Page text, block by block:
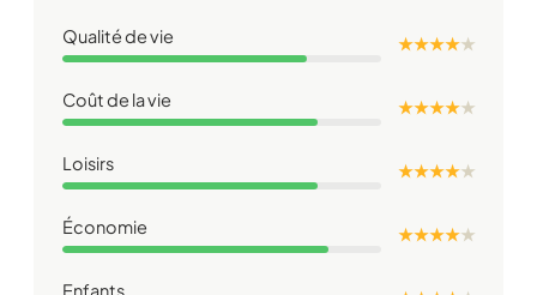
Qualité de vie ★ ★ ★ ★★
Coût de la vie ★ ★ ★ ★★
Loisirs ★ ★ ★ ★★
Économie ★ ★ ★ ★★
Enfants